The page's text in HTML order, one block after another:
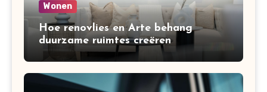
Wonen
Hoe renovlies en Arte behang
duurzame ruimtes creëren